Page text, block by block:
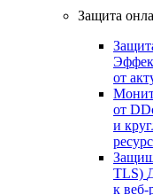
Защита
от
от
и
TLS)
к